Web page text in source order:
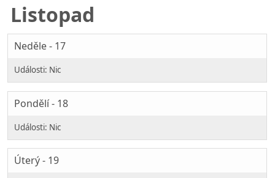
Listopad
Neděle - 17
Pondělí - 18
Úterý - 19